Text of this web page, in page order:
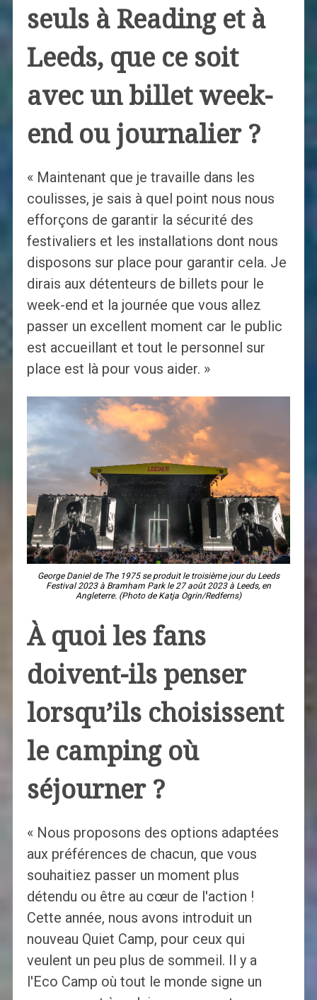
seuls à Reading et à
Leeds, que ce soit
avec un billet week-
end ou journalier ?
« Maintenant que je travaille dans les
coulisses, je sais à quel point nous nous
efforçons de garantir la sécurité des
festivaliers et les installations dont nous
disposons sur place pour garantir cela. Je
dirais aux détenteurs de billets pour le
week-end et la journée que vous allez
passer un excellent moment car le public
est accueillant et tout le personnel sur
place est là pour vous aider. »
George Daniel de The 1975 se produit le troisième jour du Leeds
Festival 2023 à Bramham Park le 27 août 2023 à Leeds, en
Angleterre. (Photo de Katja Ogrin/Redferns)
À quoi les fans
doivent-ils penser
lorsqu’ils choisissent
le camping où
séjourner ?
« Nous proposons des options adaptées
aux préférences de chacun, que vous
souhaitiez passer un moment plus
détendu ou être au cœur de l'action !
Cette année, nous avons introduit un
nouveau Quiet Camp, pour ceux qui
veulent un peu plus de sommeil. Il y a
l'Eco Camp où tout le monde signe un